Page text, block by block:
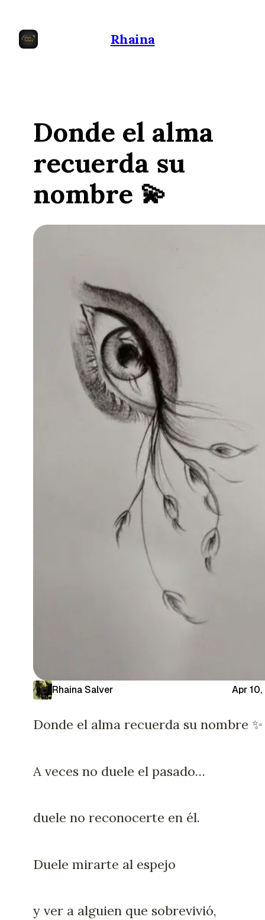
Rhaina
Donde el alma
recuerda su
nombre 💫
Rhaina Salver Apr
Donde el alma recuerda su nombre ✨
A veces no duele el pasado…
duele no reconocerte en él.
Duele mirarte al espejo
y ver a alguien que sobrevivió,